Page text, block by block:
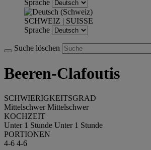
Sprache
SCHWEIZ | SUISSE
Sprache
Suche löschen
Beeren-Clafoutis
SCHWIERIGKEITSGRAD
Mittelschwer Mittelschwer
KOCHZEIT
Unter 1 Stunde Unter 1 Stunde
PORTIONEN
4-6 4-6